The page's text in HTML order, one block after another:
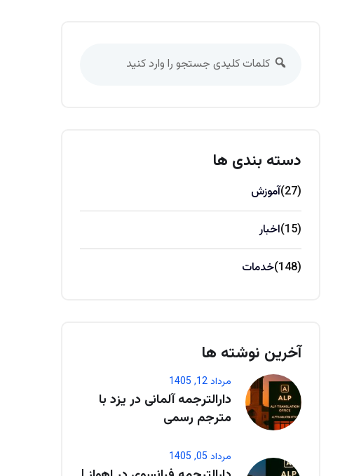
دسته بندی ها
آموزش (27)
اخبار (15)
خدمات (148)
آخرین نوشته ها
مرداد 12, 1405
دارالترجمه آلمانی در یزد با
مترجم رسمی
مرداد 05, 1405